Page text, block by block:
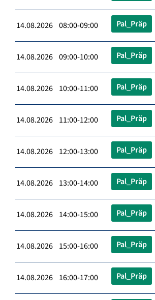
14.08.2026 08:00-09:00 Pal_Präp
14.08.2026 09:00-10:00 Pal_Präp
14.08.2026 10:00-11:00 Pal_Präp
14.08.2026 11:00-12:00 Pal_Präp
14.08.2026 12:00-13:00 Pal_Präp
14.08.2026 13:00-14:00 Pal_Präp
14.08.2026 14:00-15:00 Pal_Präp
14.08.2026 15:00-16:00 Pal_Präp
14.08.2026 16:00-17:00 Pal_Präp